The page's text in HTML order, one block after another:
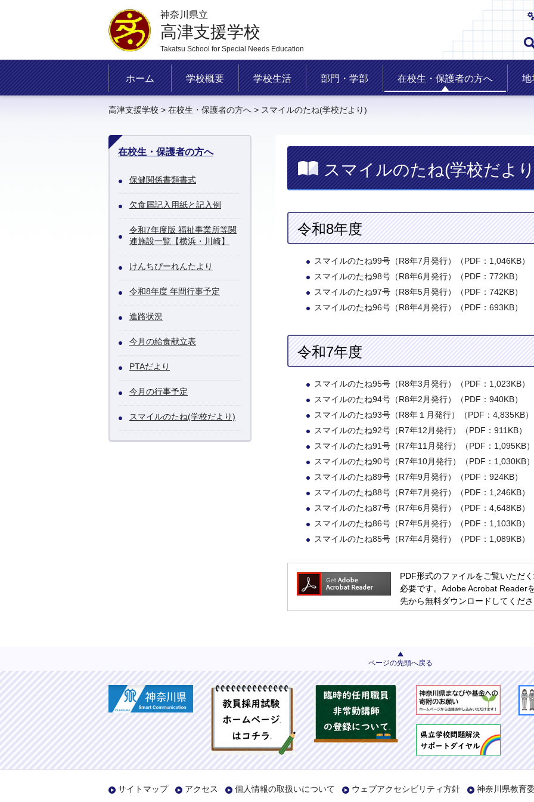
神奈川県立
高津支援学校
Takatsu School for Special Needs Education
ホーム 学校概要 学校生活 部門・学部 在校生・保護者の方へ 地
高津支援学校 > 在校生・保護者の方へ > スマイルのたね(学校だより)
在校生・保護者の方へ
保健関係書類書式
欠食届記入用紙と記入例
令和7年度版 福祉事業所等関
連施設一覧【横浜・川崎】
けんちぴーれんたより
令和8年度 年間行事予定
進路状況
今月の給食献立表
PTAだより
今月の行事予定
スマイルのたね(学校だより)
スマイルのたね(学校だよ
令和8年度
スマイルのたね99号（R8年7月発行）（PDF：1,046KB）
スマイルのたね98号（R8年6月発行）（PDF：772KB）
スマイルのたね97号（R8年5月発行）（PDF：742KB）
スマイルのたね96号（R8年4月発行）（PDF：693KB）
令和7年度
スマイルのたね95号（R8年3月発行）（PDF：1,023KB）
スマイルのたね94号（R8年2月発行）（PDF：940KB）
スマイルのたね93号（R8年１月発行）（PDF：4,835KB）
スマイルのたね92号（R7年12月発行）（PDF：911KB）
スマイルのたね91号（R7年11月発行）（PDF：1,095KB）
スマイルのたね90号（R7年10月発行）（PDF：1,030KB）
スマイルのたね89号（R7年9月発行）（PDF：924KB）
スマイルのたね88号（R7年7月発行）（PDF：1,246KB）
スマイルのたね87号（R7年6月発行）（PDF：4,648KB）
スマイルのたね86号（R7年5月発行）（PDF：1,103KB）
スマイルのたね85号（R7年4月発行）（PDF：1,089KB）
PDF形式のファイルをご覧いただ
必要です。Adobe Acrobat Reader
先から無料ダウンロードしてくだ
ページの先頭へ戻る
サイトマップ アクセス 個人情報の取扱いについて ウェブアクセシビリティ方針 神奈川県教育